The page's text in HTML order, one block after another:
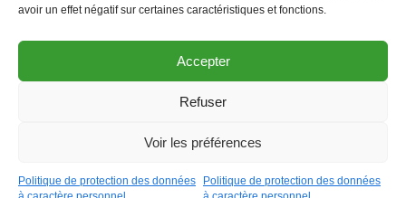
avoir un effet négatif sur certaines caractéristiques et fonctions.
Accepter
Refuser
Voir les préférences
Politique de protection des données
Politique de protection des données
Agenda
Politique de protection des données à caractère personnel
Mentions Légales